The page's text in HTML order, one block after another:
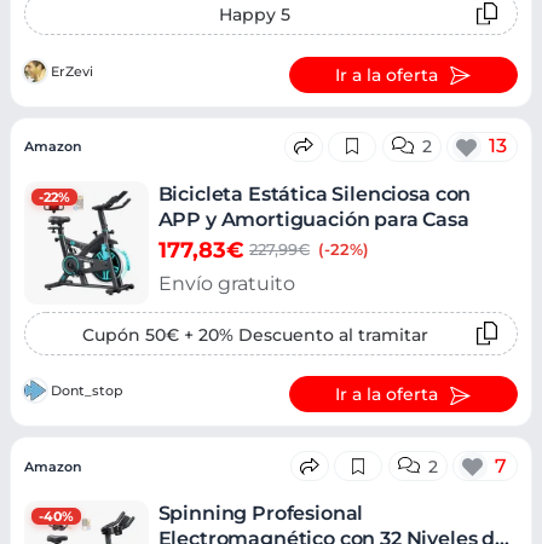
Happy 5
ErZevi Ir a la oferta
-22%
Amazon 2 13
Bicicleta Estática Silenciosa con
APP y Amortiguación para Casa
177,83€ 227,99€ (-22%)
Envío gratuito
Cupón 50€ + 20% Descuento al tramitar
Dont_stop Ir a la oferta
-40%
Amazon 2 7
Spinning Profesional
Electromagnético con 32 Niveles de